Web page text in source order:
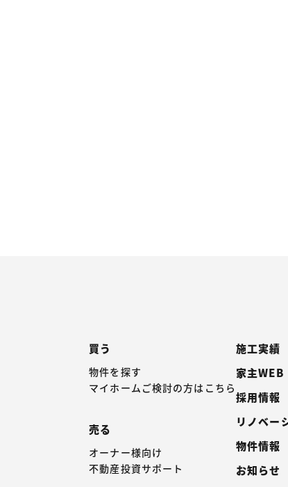
買う
物件を探す
マイホームご検討の方はこちら
売る
オーナー様向け
不動産投資サポート
施工実績
家主WEB
採用情報
リノベー
物件情報
お知らせ